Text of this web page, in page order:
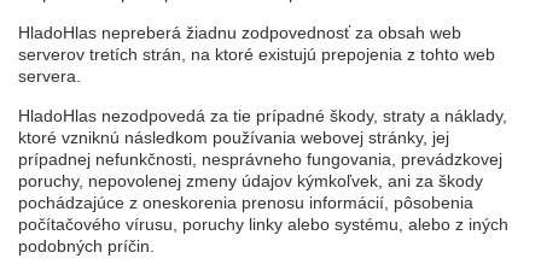
HladoHlas nepreberá žiadnu zodpovednosť za obsah web
serverov tretích strán, na ktoré existujú prepojenia z tohto web
servera.
HladoHlas nezodpovedá za tie prípadné škody, straty a náklady,
ktoré vzniknú následkom používania webovej stránky, jej
prípadnej nefunkčnosti, nesprávneho fungovania, prevádzkovej
poruchy, nepovolenej zmeny údajov kýmkoľvek, ani za škody
pochádzajúce z oneskorenia prenosu informácií, pôsobenia
počítačového vírusu, poruchy linky alebo systému, alebo z iných
podobných príčin.